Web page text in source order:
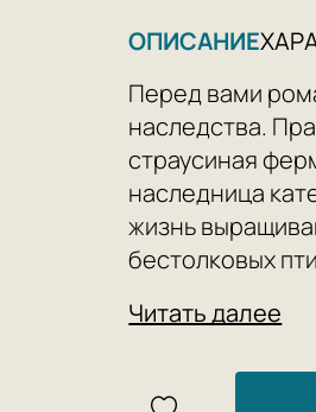
ОПИСАНИЕ
Перед вами
наследства.
страусиная
наследница
жизнь
бестолковых
планах
голову из
Читать далее